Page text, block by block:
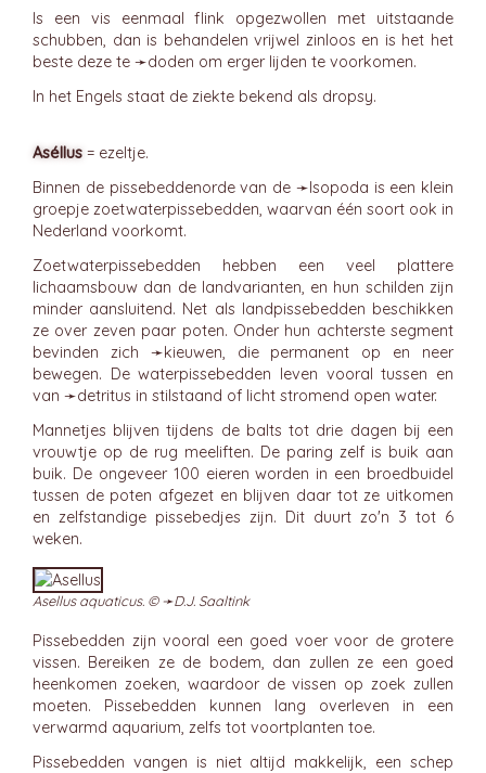
Is een vis eenmaal flink opgezwollen met uitstaande
schubben, dan is behandelen vrijwel zinloos en is het het
beste deze te ➛doden om erger lijden te voorkomen.
In het Engels staat de ziekte bekend als dropsy.
Aséllus = ezeltje.
Binnen de pissebeddenorde van de ➛Isopoda is een klein
groepje zoetwaterpissebedden, waarvan één soort ook in
Nederland voorkomt.
Zoetwaterpissebedden hebben een veel plattere
lichaamsbouw dan de landvarianten, en hun schilden zijn
minder aansluitend. Net als landpissebedden beschikken
ze over zeven paar poten. Onder hun achterste segment
bevinden zich ➛kieuwen, die permanent op en neer
bewegen. De waterpissebedden leven vooral tussen en
van ➛detritus in stilstaand of licht stromend open water.
Mannetjes blijven tijdens de balts tot drie dagen bij een
vrouwtje op de rug meeliften. De paring zelf is buik aan
buik. De ongeveer 100 eieren worden in een broedbuidel
tussen de poten afgezet en blijven daar tot ze uitkomen
en zelfstandige pissebedjes zijn. Dit duurt zo'n 3 tot 6
weken.
Asellus aquaticus. © ➛D.J. Saaltink
Pissebedden zijn vooral een goed voer voor de grotere
vissen. Bereiken ze de bodem, dan zullen ze een goed
heenkomen zoeken, waardoor de vissen op zoek zullen
moeten. Pissebedden kunnen lang overleven in een
verwarmd aquarium, zelfs tot voortplanten toe.
Pissebedden vangen is niet altijd makkelijk, een schep